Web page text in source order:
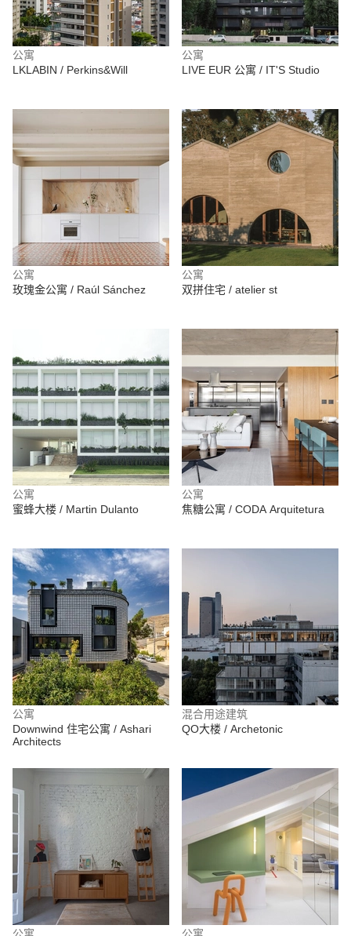
公寓
LKLABIN / Perkins&Will
公寓
LIVE EUR 公寓 / IT'S Studio
公寓
玫瑰金公寓 / Raúl Sánchez
公寓
双拼住宅 / atelier st
公寓
蜜蜂大楼 / Martin Dulanto
公寓
焦糖公寓 / CODA Arquitetura
公寓
Downwind 住宅公寓 / Ashari
Architects
混合用途建筑
QO大楼 / Archetonic